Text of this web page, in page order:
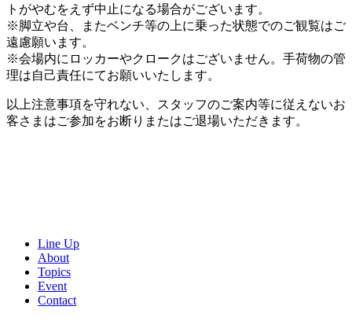
トがやむをえず中止になる場合がございます。
※脚立や台、またベンチ等の上に乗った状態でのご観覧はご
遠慮願います。
※会場内にロッカーやクロークはございません。手荷物の管
理は自己責任にてお願いいたします。
以上注意事項を守れない、スタッフのご案内等に従えないお
客さまはご参加をお断りまたはご退場いただきます。
Line Up
About
Topics
Event
Contact